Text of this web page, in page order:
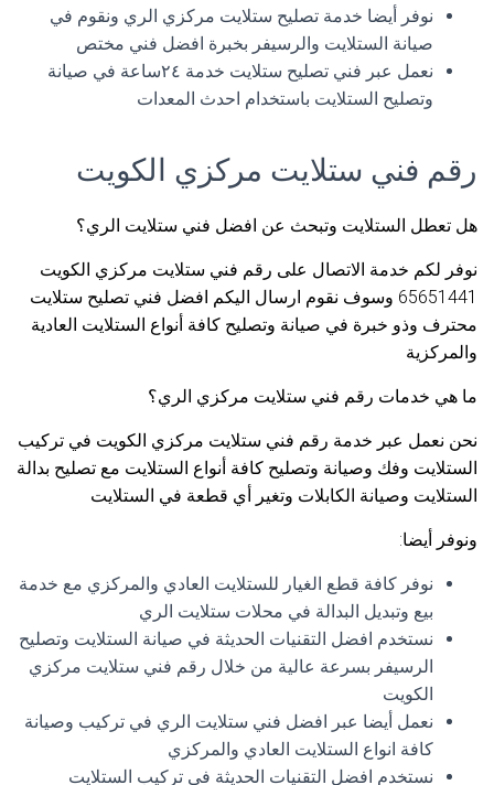
نوفر أيضا خدمة تصليح ستلايت مركزي الري ونقوم في
صيانة الستلايت والرسيفر بخبرة افضل فني مختص
نعمل عبر فني تصليح ستلايت خدمة ٢٤ساعة في صيانة
وتصليح الستلايت باستخدام احدث المعدات
رقم فني ستلايت مركزي الكويت
هل تعطل الستلايت وتبحث عن افضل فني ستلايت الري؟
نوفر لكم خدمة الاتصال على رقم فني ستلايت مركزي الكويت
65651441 وسوف نقوم ارسال اليكم افضل فني تصليح ستلايت
محترف وذو خبرة في صيانة وتصليح كافة أنواع الستلايت العادية
والمركزية
ما هي خدمات رقم فني ستلايت مركزي الري؟
نحن نعمل عبر خدمة رقم فني ستلايت مركزي الكويت في تركيب
الستلايت وفك وصيانة وتصليح كافة أنواع الستلايت مع تصليح بدالة
الستلايت وصيانة الكابلات وتغير أي قطعة في الستلايت
ونوفر أيضا:
نوفر كافة قطع الغيار للستلايت العادي والمركزي مع خدمة
بيع وتبديل البدالة في محلات ستلايت الري
نستخدم افضل التقنيات الحديثة في صيانة الستلايت وتصليح
الرسيفر بسرعة عالية من خلال رقم فني ستلايت مركزي
الكويت
نعمل أيضا عبر افضل فني ستلايت الري في تركيب وصيانة
كافة انواع الستلايت العادي والمركزي
نستخدم افضل التقنيات الحديثة في تركيب الستلايت